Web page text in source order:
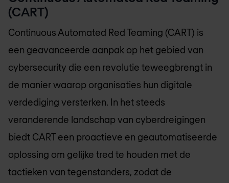
(CART)
Continuous Automated Red Teaming (CART) is
een geavanceerde aanpak op het gebied van
cybersecurity die een revolutie teweegbrengt in
de manier waarop organisaties hun digitale
verdediging versterken. In het steeds
veranderende landschap van cyberdreigingen
biedt CART een proactieve en geautomatiseerde
oplossing om gelijke tred te houden met de
tactieken van tegenstanders, zodat de